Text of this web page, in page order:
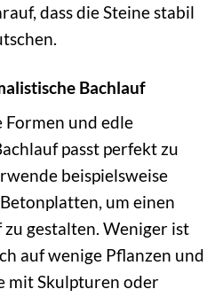
dass die Steine stabil
Bachlauf
Formen und edle
passt perfekt zu
beispielsweise
um einen
gestalten. Weniger ist
auf wenige Pflanzen und
mit Skulpturen oder